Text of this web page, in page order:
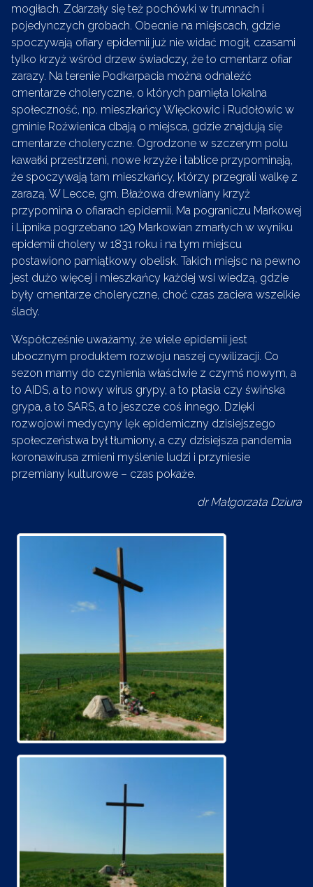
mogiłach. Zdarzały się też pochówki w trumnach i
pojedynczych grobach. Obecnie na miejscach, gdzie
spoczywają ofiary epidemii już nie widać mogił, czasami
tylko krzyż wśród drzew świadczy, że to cmentarz ofiar
zarazy. Na terenie Podkarpacia można odnaleźć
cmentarze choleryczne, o których pamięta lokalna
społeczność, np. mieszkańcy Więckowic i Rudołowic w
gminie Roźwienica dbają o miejsca, gdzie znajdują się
cmentarze choleryczne. Ogrodzone w szczerym polu
kawałki przestrzeni, nowe krzyże i tablice przypominają,
że spoczywają tam mieszkańcy, którzy przegrali walkę z
zarazą. W Lecce, gm. Błażowa drewniany krzyż
przypomina o ofiarach epidemii. Ma pograniczu Markowej
i Lipnika pogrzebano 129 Markowian zmarłych w wyniku
epidemii cholery w 1831 roku i na tym miejscu
postawiono pamiątkowy obelisk. Takich miejsc na pewno
jest dużo więcej i mieszkańcy każdej wsi wiedzą, gdzie
były cmentarze choleryczne, choć czas zaciera wszelkie
ślady.
Współcześnie uważamy, że wiele epidemii jest
ubocznym produktem rozwoju naszej cywilizacji. Co
sezon mamy do czynienia właściwie z czymś nowym, a
to AIDS, a to nowy wirus grypy, a to ptasia czy świńska
grypa, a to SARS, a to jeszcze coś innego. Dzięki
rozwojowi medycyny lęk epidemiczny dzisiejszego
społeczeństwa był tłumiony, a czy dzisiejsza pandemia
koronawirusa zmieni myślenie ludzi i przyniesie
przemiany kulturowe – czas pokaże.
dr Małgorzata Dziura